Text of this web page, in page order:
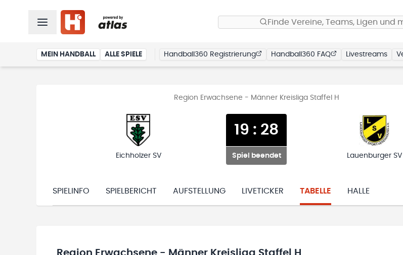
Finde Vereine, Teams, Ligen und
MEIN HANDBALL ALLE SPIELE Handball360 Registrierung Handball360 FAQ Livestreams
Region Erwachsene - Männer Kreisliga Staffel H
Eichholzer SV
19 : 28
Spiel beendet Lauenburger SV
SPIELINFO SPIELBERICHT AUFSTELLUNG LIVETICKER TABELLE HALLE
Region Erwachsene - Männer Kreisliga Staffel H